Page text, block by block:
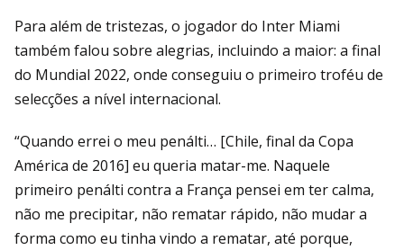
Para além de tristezas, o jogador do Inter Miami
também falou sobre alegrias, incluindo a maior: a final
do Mundial 2022, onde conseguiu o primeiro troféu de
selecções a nível internacional.
“Quando errei o meu penálti… [Chile, final da Copa
América de 2016] eu queria matar-me. Naquele
primeiro penálti contra a França pensei em ter calma,
não me precipitar, não rematar rápido, não mudar a
forma como eu tinha vindo a rematar, até porque,